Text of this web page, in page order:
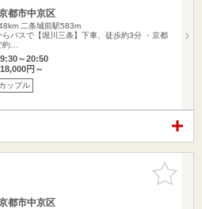
都市中京区
二条城前駅583m
らバスで【堀川三条】下車、徒歩約3分 ・京都
約…
～20:50
円～
カップル
お気に入
りに追加
都市中京区